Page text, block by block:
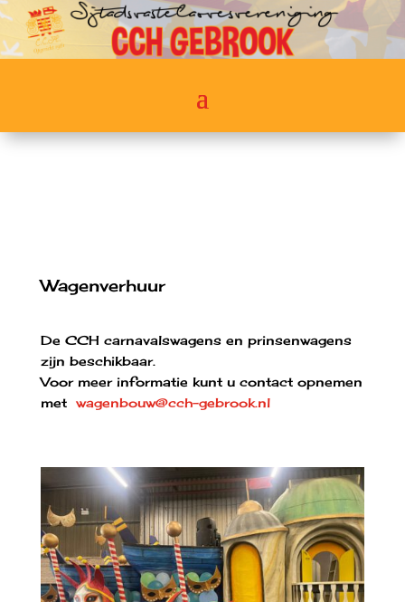
Wagenverhuur
De CCH carnavalswagens en prinsenwagens
zijn beschikbaar.
Voor meer informatie kunt u contact opnemen
met wagenbouw@cch-gebrook.nl